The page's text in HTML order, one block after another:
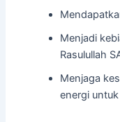
Menjadi
Rasulullah
Menjaga
energi